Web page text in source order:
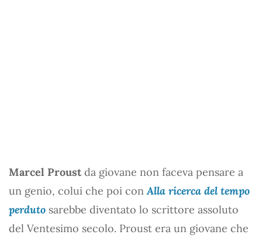
Marcel Proustda giovane non faceva pensare a
un genio, colui che poi conAlla ricerca del tempo
perduto sarebbe diventato lo scrittore assoluto
del Ventesimo secolo. Proust era un giovane che